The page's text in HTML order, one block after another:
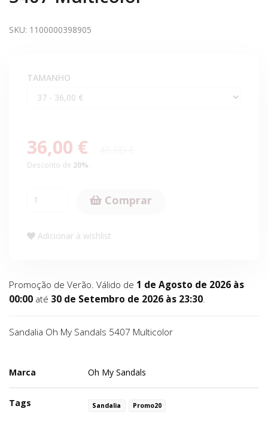
SKU: 1100000398905
TAMANHO
36,00 €
Desconto de 20%
Comprar
Adicionar à wishlist
Promoção de Verão. Válido de 1 de Agosto de 2026 às
00:00 até 30 de Setembro de 2026 às 23:30.
Sandalia Oh My Sandals 5407 Multicolor
Marca Oh My Sandals
Tags Sandalia Promo20